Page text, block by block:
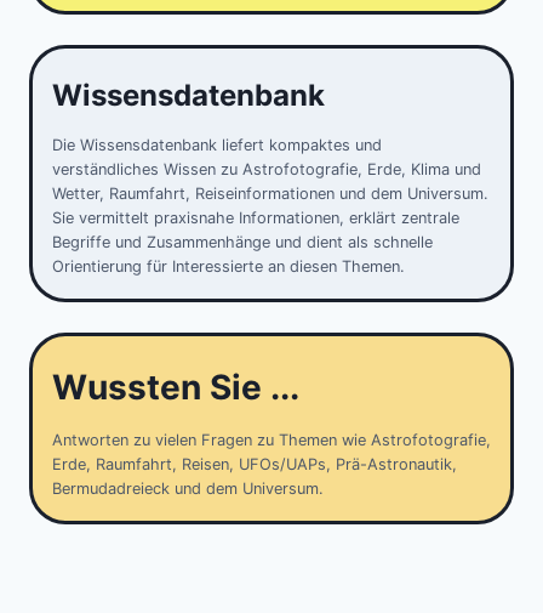
Wissensdatenbank
Die Wissensdatenbank liefert kompaktes und
verständliches Wissen zu Astrofotografie, Erde, Klima und
Wetter, Raumfahrt, Reiseinformationen und dem Universum.
Sie vermittelt praxisnahe Informationen, erklärt zentrale
Begriffe und Zusammenhänge und dient als schnelle
Orientierung für Interessierte an diesen Themen.
Wussten Sie ...
Antworten zu vielen Fragen zu Themen wie Astrofotografie,
Erde, Raumfahrt, Reisen, UFOs/UAPs, Prä-Astronautik,
Bermudadreieck und dem Universum.